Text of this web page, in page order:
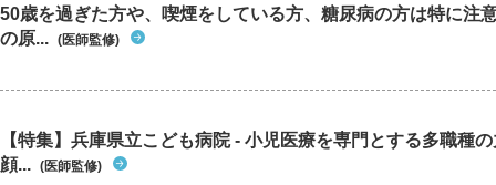
50歳を過ぎた方や、喫煙をしている方、糖尿病の方は特に注
の原... (医師監修)
【特集】兵庫県立こども病院 - 小児医療を専門とする多職種
顔... (医師監修)